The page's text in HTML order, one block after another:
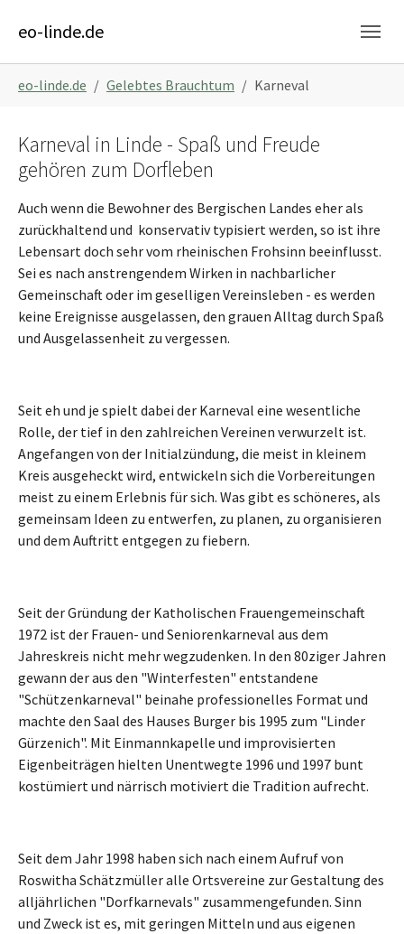
eo-linde.de
eo-linde.de Gelebtes Brauchtum Karneval
Karneval in Linde - Spaß und Freude
gehören zum Dorfleben
Auch wenn die Bewohner des Bergischen Landes eher als
zurückhaltend und konservativ typisiert werden, so ist ihre
Lebensart doch sehr vom rheinischen Frohsinn beeinflusst.
Sei es nach anstrengendem Wirken in nachbarlicher
Gemeinschaft oder im geselligen Vereinsleben - es werden
keine Ereignisse ausgelassen, den grauen Alltag durch Spaß
und Ausgelassenheit zu vergessen.
Seit eh und je spielt dabei der Karneval eine wesentliche
Rolle, der tief in den zahlreichen Vereinen verwurzelt ist.
Angefangen von der Initialzündung, die meist in kleinem
Kreis ausgeheckt wird, entwickeln sich die Vorbereitungen
meist zu einem Erlebnis für sich. Was gibt es schöneres, als
gemeinsam Ideen zu entwerfen, zu planen, zu organisieren
und dem Auftritt entgegen zu fiebern.
Seit der Gründung der Katholischen Frauengemeinschaft
1972 ist der Frauen- und Seniorenkarneval aus dem
Jahreskreis nicht mehr wegzudenken. In den 80ziger Jahren
gewann der aus den "Winterfesten" entstandene
"Schützenkarneval" beinahe professionelles Format und
machte den Saal des Hauses Burger bis 1995 zum "Linder
Gürzenich". Mit Einmannkapelle und improvisierten
Eigenbeiträgen hielten Unentwegte 1996 und 1997 bunt
kostümiert und närrisch motiviert die Tradition aufrecht.
Seit dem Jahr 1998 haben sich nach einem Aufruf von
Roswitha Schätzmüller alle Ortsvereine zur Gestaltung des
alljährlichen "Dorfkarnevals" zusammengefunden. Sinn
und Zweck ist es, mit geringen Mitteln und aus eigenen